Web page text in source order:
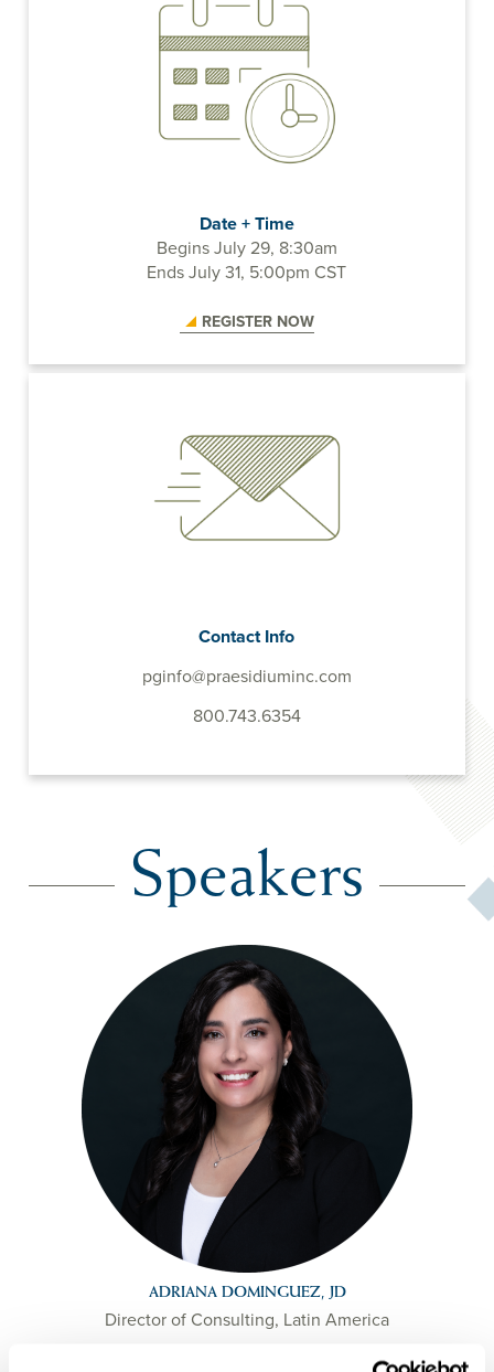
Date + Time
Begins July 29, 8:30am
Ends July 31, 5:00pm CST
REGISTER NOW
Contact Info
pginfo@praesidiuminc.com
800.743.6354
Speakers
ADRIANA DOMINGUEZ, JD
Director of Consulting, Latin America